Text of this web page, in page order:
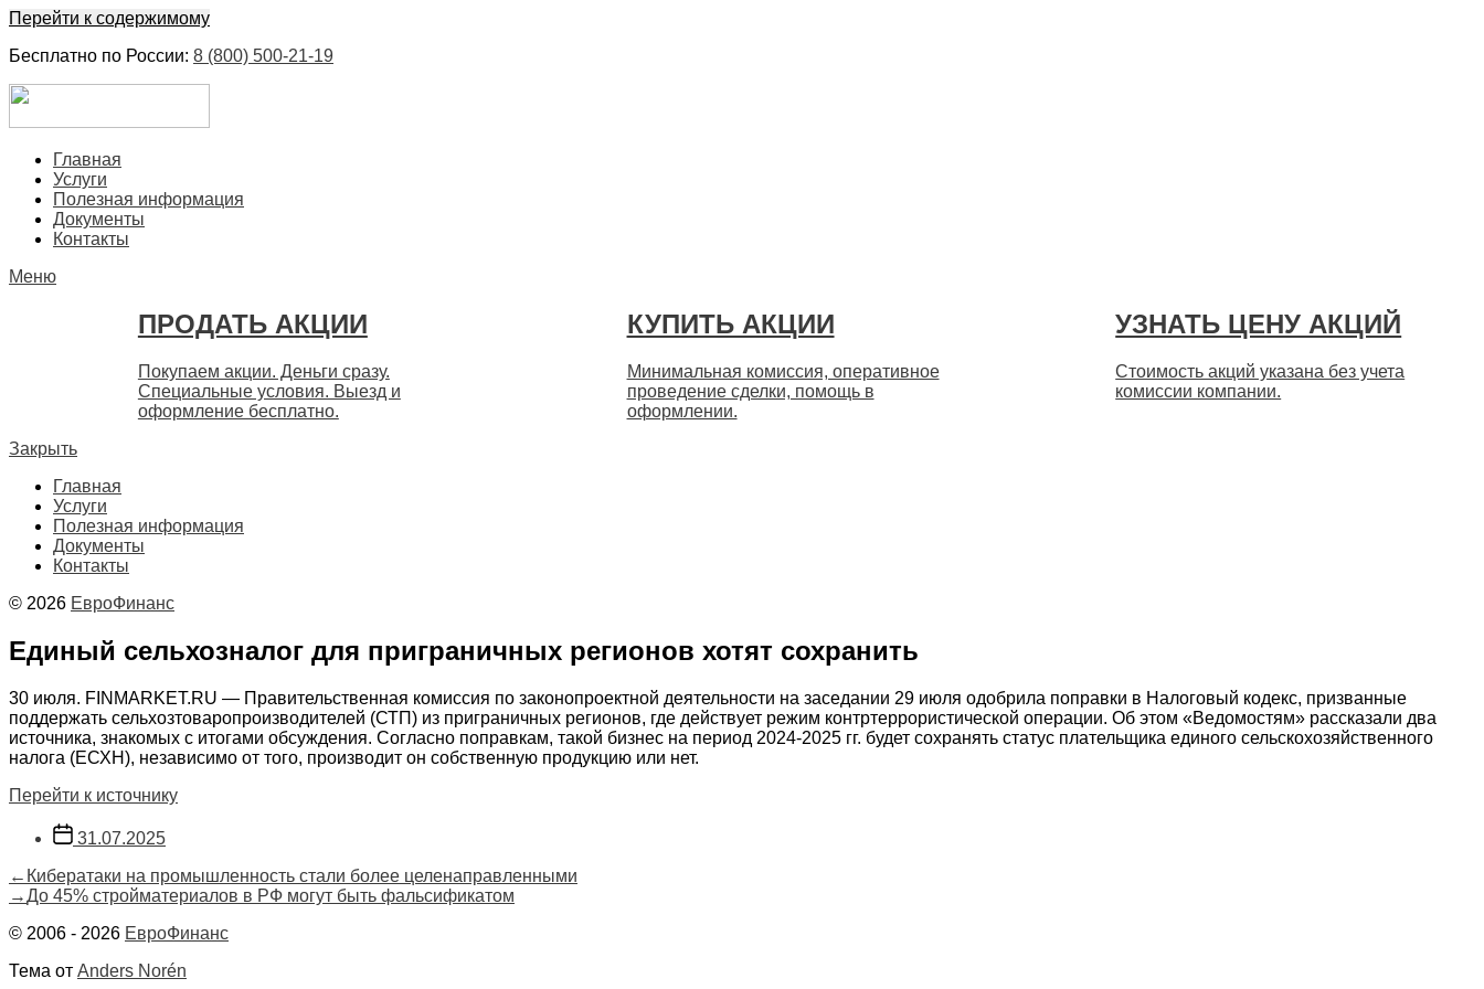
Перейти к содержимому
Бесплатно по России: 8 (800) 500-21-19
Главная
Услуги
Полезная информация
Документы
Контакты
Меню
ПРОДАТЬ АКЦИИ
Покупаем акции. Деньги сразу.
Специальные условия. Выезд и
оформление бесплатно.
КУПИТЬ АКЦИИ
Минимальная комиссия, оперативное
проведение сделки, помощь в
оформлении.
УЗНАТЬ ЦЕНУ АКЦИЙ
Стоимость акций указана без учета
комиссии компании.
Закрыть
Главная
Услуги
Полезная информация
Документы
Контакты
© 2026 ЕвроФинанс
Единый сельхозналог для приграничных регионов хотят сохранить
30 июля. FINMARKET.RU — Правительственная комиссия по законопроектной деятельности на заседании 29 июля одобрила поправки в Налоговый кодекс, призванные
поддержать сельхозтоваропроизводителей (СТП) из приграничных регионов, где действует режим контртеррористической операции. Об этом «Ведомостям» рассказали два
источника, знакомых с итогами обсуждения. Согласно поправкам, такой бизнес на период 2024-2025 гг. будет сохранять статус плательщика единого сельскохозяйственного
налога (ЕСХН), независимо от того, производит он собственную продукцию или нет.
Перейти к источнику
Дата
записи
31.07.2025
Навигация
по
записям
← Предыдущая
запись:
Кибератаки на промышленность стали более целенаправленными
→ Следующая
До 45% стройматериалов в РФ могут быть фальсификатом
© 2006 - 2026 ЕвроФинанс
Тема от Anders Norén